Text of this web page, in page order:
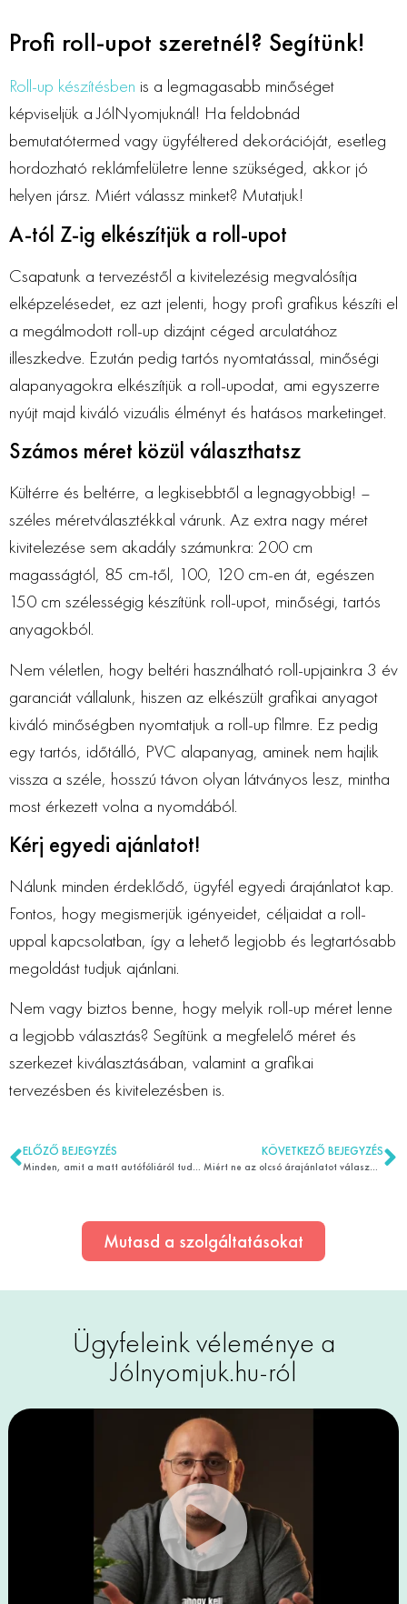
Profi roll-upot szeretnél? Segítünk!
Roll-up készítésben is a legmagasabb minőséget
képviseljük a JólNyomjuknál! Ha feldobnád
bemutatótermed vagy ügyféltered dekorációját, esetleg
hordozható reklámfelületre lenne szükséged, akkor jó
helyen jársz. Miért válassz minket? Mutatjuk!
A-tól Z-ig elkészítjük a roll-upot
Csapatunk a tervezéstől a kivitelezésig megvalósítja
elképzelésedet, ez azt jelenti, hogy profi grafikus készíti el
a megálmodott roll-up dizájnt céged arculatához
illeszkedve. Ezután pedig tartós nyomtatással, minőségi
alapanyagokra elkészítjük a roll-upodat, ami egyszerre
nyújt majd kiváló vizuális élményt és hatásos marketinget.
Számos méret közül választhatsz
Kültérre és beltérre, a legkisebbtől a legnagyobbig! –
széles méretválasztékkal várunk. Az extra nagy méret
kivitelezése sem akadály számunkra: 200 cm
magasságtól, 85 cm-től, 100, 120 cm-en át, egészen
150 cm szélességig készítünk roll-upot, minőségi, tartós
anyagokból.
Nem véletlen, hogy beltéri használható roll-upjainkra 3 év
garanciát vállalunk, hiszen az elkészült grafikai anyagot
kiváló minőségben nyomtatjuk a roll-up filmre. Ez pedig
egy tartós, időtálló, PVC alapanyag, aminek nem hajlik
vissza a széle, hosszú távon olyan látványos lesz, mintha
most érkezett volna a nyomdából.
Kérj egyedi ajánlatot!
Nálunk minden érdeklődő, ügyfél egyedi árajánlatot kap.
Fontos, hogy megismerjük igényeidet, céljaidat a roll-
uppal kapcsolatban, így a lehető legjobb és legtartósabb
megoldást tudjuk ajánlani.
Nem vagy biztos benne, hogy melyik roll-up méret lenne
a legjobb választás? Segítünk a megfelelő méret és
szerkezet kiválasztásában, valamint a grafikai
tervezésben és kivitelezésben is.
ELŐZŐ BEJEGYZÉS
Minden, amit a matt autófóliáról tudni érdemes
KÖVETKEZŐ BEJEGYZÉS
Miért ne az olcsó árajánlatot válaszd? Miért drága mégis hosszú távon?
Mutasd a szolgáltatásokat
Ügyfeleink véleménye a
Jólnyomjuk.hu-ról